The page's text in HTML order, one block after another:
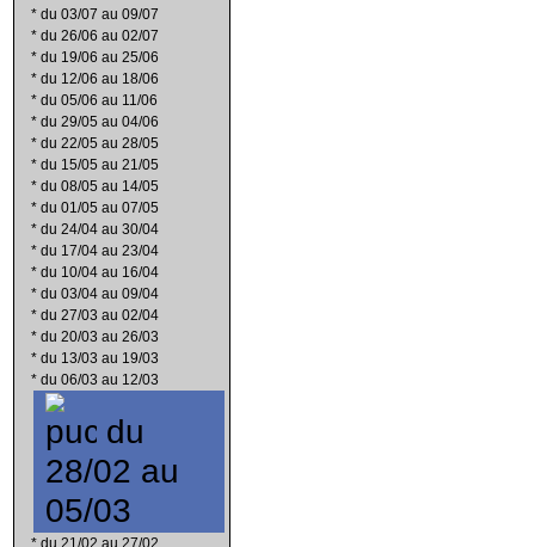
* du 03/07 au 09/07
* du 26/06 au 02/07
* du 19/06 au 25/06
* du 12/06 au 18/06
* du 05/06 au 11/06
* du 29/05 au 04/06
* du 22/05 au 28/05
* du 15/05 au 21/05
* du 08/05 au 14/05
* du 01/05 au 07/05
* du 24/04 au 30/04
* du 17/04 au 23/04
* du 10/04 au 16/04
* du 03/04 au 09/04
* du 27/03 au 02/04
* du 20/03 au 26/03
* du 13/03 au 19/03
* du 06/03 au 12/03
du
28/02 au
05/03
* du 21/02 au 27/02